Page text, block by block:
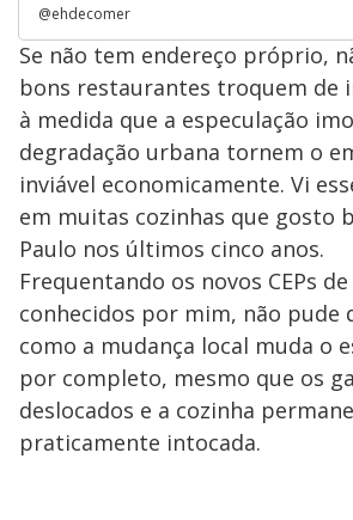
@ehdecomer
Se não tem endereço próprio,
bons restaurantes troquem de
à medida que a especulação
degradação urbana tornem o
inviável economicamente. Vi
em muitas cozinhas que gosto
Paulo nos últimos cinco anos.
Frequentando os novos CEPs
conhecidos por mim, não pude
como a mudança local muda o
por completo, mesmo que os
deslocados e a cozinha
praticamente intocada.